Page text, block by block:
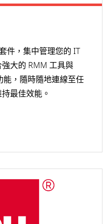
件，集中管理您的 IT
大的 RMM 工具與
，隨時隨地連線至任
最佳效能。